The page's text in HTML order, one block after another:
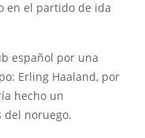
en el partido de ida
español por una
Erling Haaland, por
hecho un
del noruego.